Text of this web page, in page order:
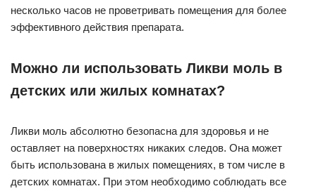
несколько часов не проветривать помещения для более
эффективного действия препарата.
Можно ли использовать Ликви моль в
детских или жилых комнатах?
Ликви моль абсолютно безопасна для здоровья и не
оставляет на поверхностях никаких следов. Она может
быть использована в жилых помещениях, в том числе в
детских комнатах. При этом необходимо соблюдать все